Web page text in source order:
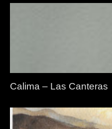
Calima – Las Canteras